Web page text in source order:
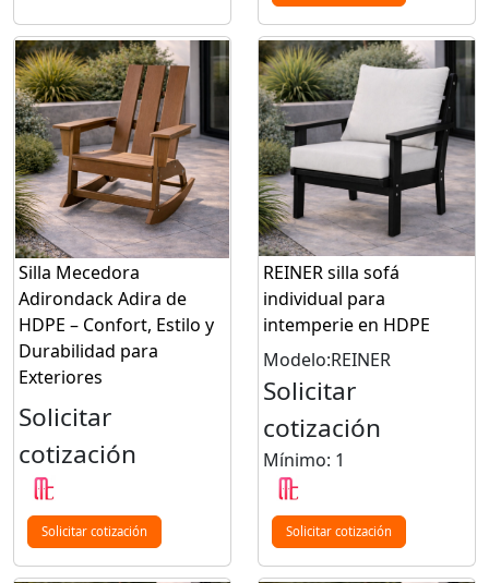
Silla Mecedora
Adirondack Adira de
HDPE – Confort, Estilo y
Durabilidad para
Exteriores
Solicitar
cotización
Solicitar cotización
REINER silla sofá
individual para
intemperie en HDPE
Modelo:REINER
Solicitar
cotización
Mínimo: 1
Solicitar cotización